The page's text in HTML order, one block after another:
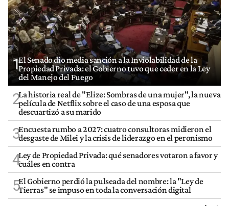
1El Senado dio media sanción a la Inviolabilidad de la
Propiedad Privada: el Gobierno tuvo que ceder en la Ley
del Manejo del Fuego
2La historia real de "Elize: Sombras de una mujer", la nueva
película de Netflix sobre el caso de una esposa que
descuartizó a su marido
3Encuesta rumbo a 2027: cuatro consultoras midieron el
desgaste de Milei y la crisis de liderazgo en el peronismo
4Ley de Propiedad Privada: qué senadores votaron a favor y
cuáles en contra
5El Gobierno perdió la pulseada del nombre: la "Ley de
Tierras" se impuso en toda la conversación digital